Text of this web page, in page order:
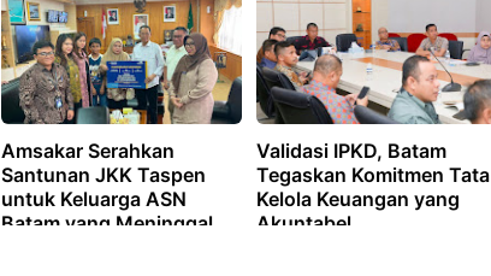
Amsakar Serahkan
Santunan JKK Taspen
untuk Keluarga ASN
Batam yang Meninggal
Validasi IPKD, Batam
Tegaskan Komitmen Tata
Kelola Keuangan yang
Akuntabel